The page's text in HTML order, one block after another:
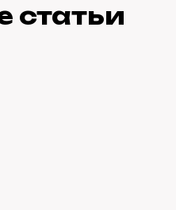
статьи